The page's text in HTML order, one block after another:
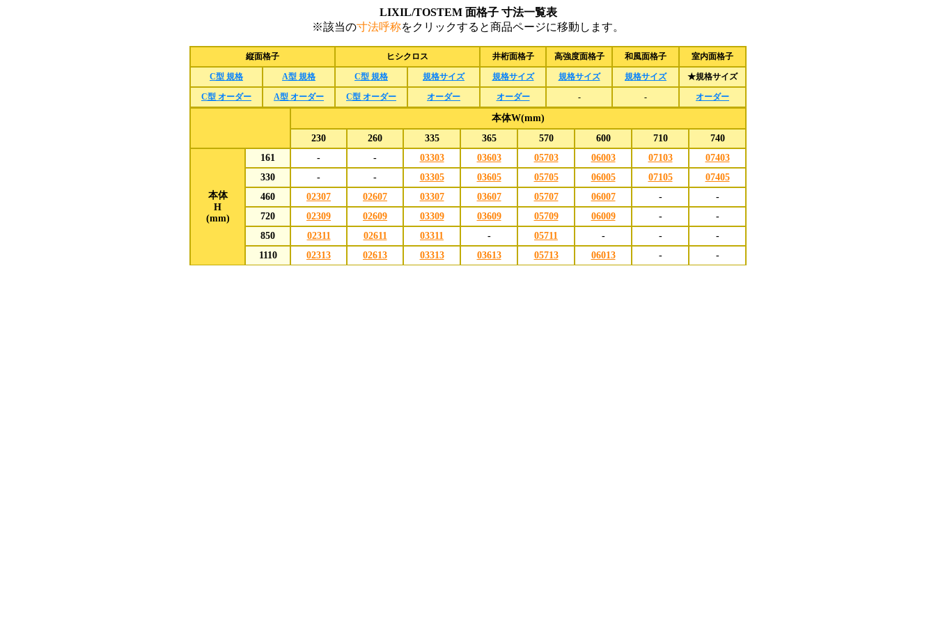
LIXIL/TOSTEM 面格子 寸法一覧表
※該当の寸法呼称をクリックすると商品ページに移動します。
縦面格子 ヒシクロス 井桁面格子 高強度面格子 和風面格子 室内面格子
C型 規格 A型 規格 C型 規格 規格サイズ 規格サイズ 規格サイズ 規格サイズ ★規格サイズ
C型 オーダー A型 オーダー C型 オーダー オーダー オーダー - - オーダー
本体W(mm)
230
260 335 365 570 600 710 740
本体
H
(mm)
161 - - 03303 03603 05703 06003 07103
07403
330
- - 03305 03605 05705 06005 07105
07405
460
02307 02607 03307 03607 05707 06007 -
-
720
02309 02609 03309 03609 05709 06009 -
-
850
02311 02611 03311 - 05711 - -
-
1110
02313 02613 03313 03613 05713 06013 - -